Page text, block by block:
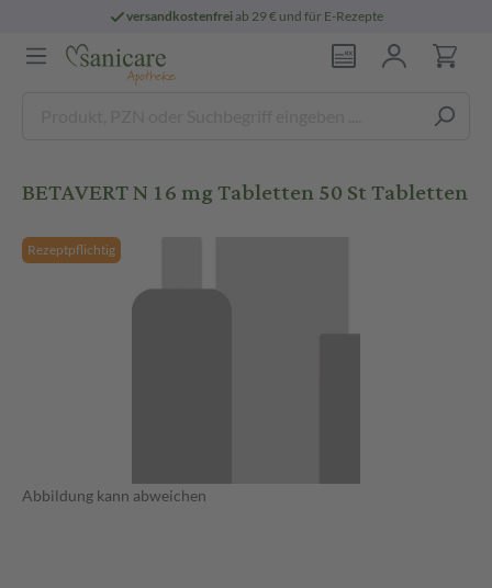
versandkostenfreiab 29 € und für E-Rezepte
BETAVERT N 16 mg Tabletten 50 St Tabletten
Rezeptpflichtig
Abbildung kann abweichen